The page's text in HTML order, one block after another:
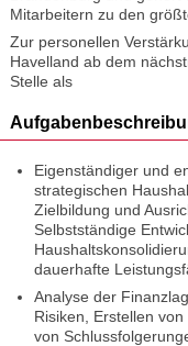
Mitarbeitern zu den
Zur personellen
Havelland ab dem
Stelle als
Eigenständiger und
strategischen
Zielbildung und
Selbstständige
dauerhafte
Analyse der
Risiken, Erstellen
von